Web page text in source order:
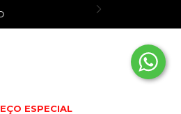
ESPECIAL